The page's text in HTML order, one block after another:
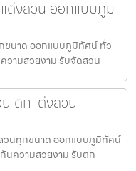
ต่งสวน ออกแบบภูมิ
ขนาด ออกแบบภูมิทัศน์ ทั่ว
วามสวยงาม รับจัดสวน
ตกแต่งสวน
วนทุกขนาด ออกแบบภูมิทัศน์
นความสวยงาม รับตก